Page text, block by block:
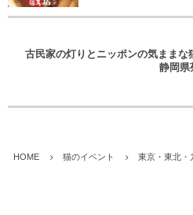
古民家の灯りとニッポンの気ままな
静岡県
HOME 猫のイベント 東京・東北・